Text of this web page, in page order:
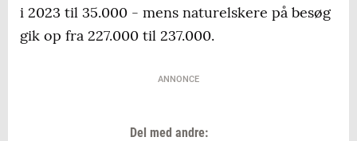
i 2023 til 35.000 - mens naturelskere på besøg
gik op fra 227.000 til 237.000.
ANNONCE
Del med andre: